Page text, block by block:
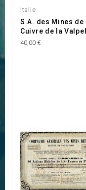
Italie
S.A. des Mines de
Cuivre de la
40,00 €